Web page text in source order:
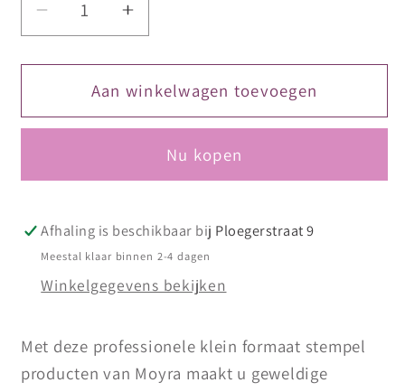
Aantal
verlagen
voor
Moyra
Mini
109
Perfect
Day
Aantal
verhogen
voor
Moyra
Mini
Plate
109
Perfect
Day
Aan winkelwagen toevoegen
Nu kopen
Afhaling is beschikbaar bij Ploegerstraat 9
Meestal klaar binnen 2-4 dagen
Winkelgegevens bekijken
Met deze professionele klein formaat stempel
producten van Moyra maakt u geweldige